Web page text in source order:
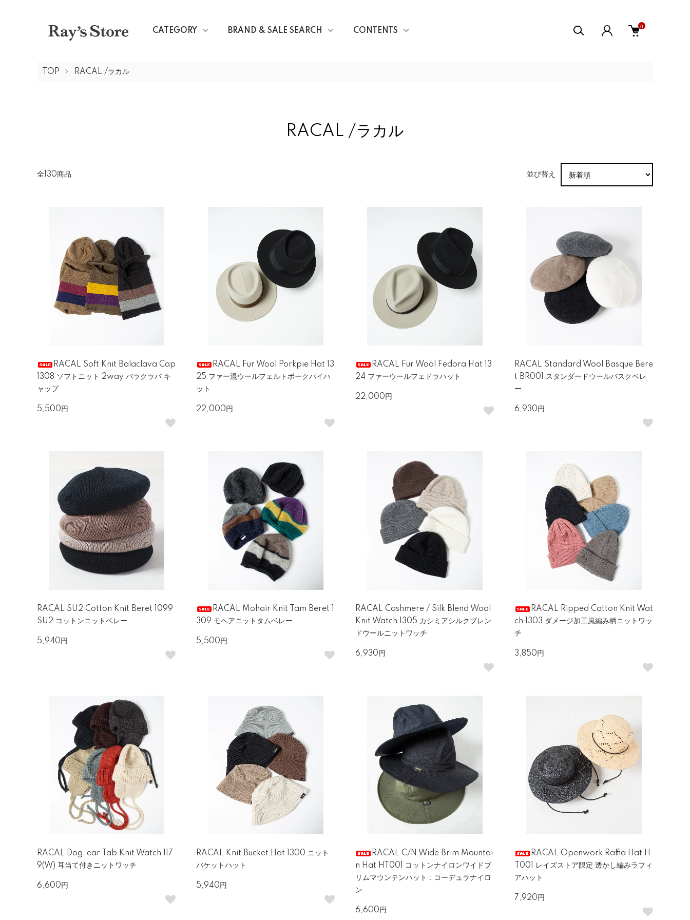
CATEGORY BRAND & SALE SEARCH CONTENTS
0
TOP RACAL /ラカル
RACAL /ラカル
全130商品 並び替え
RACAL Soft Knit Balaclava Cap
1308 ソフトニット 2way バラクラバ キ
ャップ
5,500円
RACAL Fur Wool Porkpie Hat 13
25 ファー混ウールフェルトポークパイハ
ット
22,000円
RACAL Fur Wool Fedora Hat 13
24 ファーウールフェドラハット
22,000円
RACAL Standard Wool Basque Bere
t BR001 スタンダードウールバスクベレ
ー
6,930円
RACAL SU2 Cotton Knit Beret 1099
SU2 コットンニットベレー
5,940円
RACAL Mohair Knit Tam Beret 1
309 モヘアニットタムベレー
5,500円
RACAL Cashmere / Silk Blend Wool
Knit Watch 1305 カシミアシルクブレン
ドウールニットワッチ
6,930円
RACAL Ripped Cotton Knit Wat
ch 1303 ダメージ加工風編み柄ニットワッ
チ
3,850円
RACAL Dog-ear Tab Knit Watch 117
9(W) 耳当て付きニットワッチ
6,600円
RACAL Knit Bucket Hat 1300 ニット
バケットハット
5,940円
RACAL C/N Wide Brim Mountai
n Hat HT001 コットンナイロンワイドブ
リムマウンテンハット : コーデュラナイロ
ン
6,600円
RACAL Openwork Raffia Hat H
T001 レイズストア限定 透かし編みラフィ
アハット
7,920円